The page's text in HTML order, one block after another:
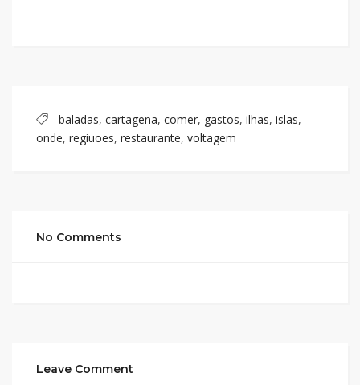
baladas, cartagena, comer, gastos, ilhas, islas,
onde, regiuoes, restaurante, voltagem
No Comments
Leave Comment